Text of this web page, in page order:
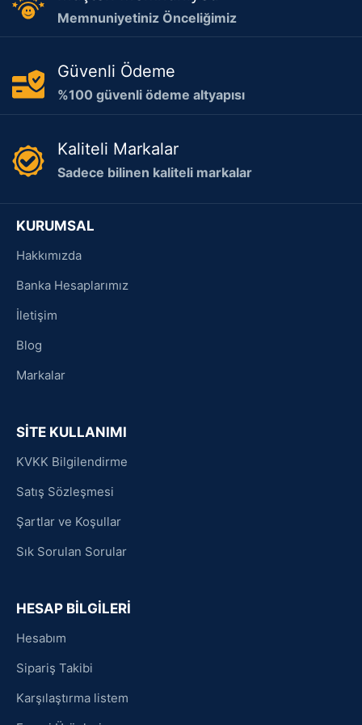
Memnuniyetiniz Önceliğimiz
Güvenli Ödeme
%100 güvenli ödeme altyapısı
Kaliteli Markalar
Sadece bilinen kaliteli markalar
KURUMSAL
Hakkımızda
Banka Hesaplarımız
İletişim
Blog
Markalar
SİTE KULLANIMI
KVKK Bilgilendirme
Satış Sözleşmesi
Şartlar ve Koşullar
Sık Sorulan Sorular
HESAP BİLGİLERİ
Hesabım
Sipariş Takibi
Karşılaştırma listem